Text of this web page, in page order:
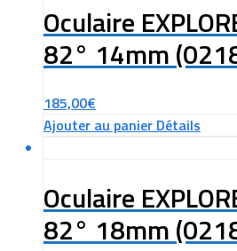
Oculaire
82° 14mm
185,00€
Ajouter au panier Détails
Oculaire
82° 18mm